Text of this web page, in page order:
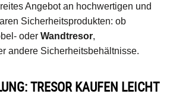
Angebot an hochwertigen und
Sicherheitsprodukten: ob
oder Wandtresor,
andere Sicherheitsbehältnisse.
TRESOR KAUFEN LEICHT